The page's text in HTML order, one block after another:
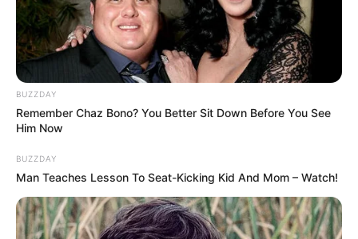
Mute
1. Chef yang berasal dari Bogor ini sudah menggeluti
dunia kuliner saat masih remaja
BUZZDAY
Remember Chaz Bono? You Better Sit Down Before You See
Him Now
BUZZDAY
Man Teaches Lesson To Seat-Kicking Kid And Mom – Watch!